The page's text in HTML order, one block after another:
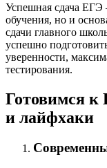
Успешная сдача ЕГЭ
обучения, но и
сдачи главного
успешно
уверенности,
тестирования.
Готовимся к
и лайфхаки